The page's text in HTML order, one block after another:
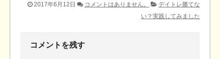
2017年6月12日 コメントはありません。
デイトレ勝てな
い？実践してみました
コメントを残す